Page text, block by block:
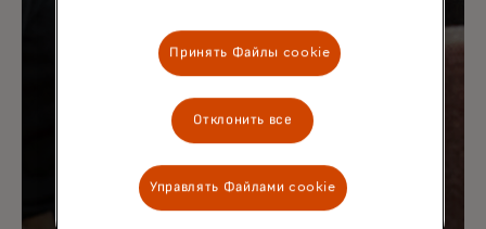
Принять Файлы cookie
Отклонить все
Управлять Файлами cookie